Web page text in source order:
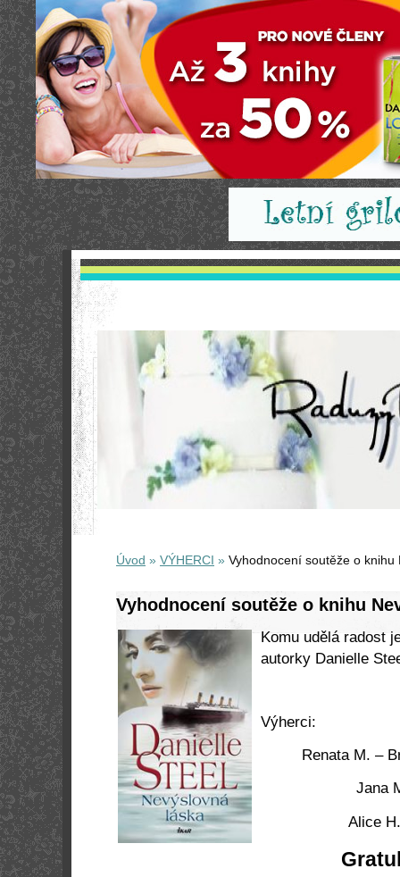
Úvod » VÝHERCI » Vyhodnocení soutěže o knihu
Vyhodnocení soutěže o knihu
Komu udělá radost
autorky Danielle
Výherci:
Renata M. –
Jana
Alice